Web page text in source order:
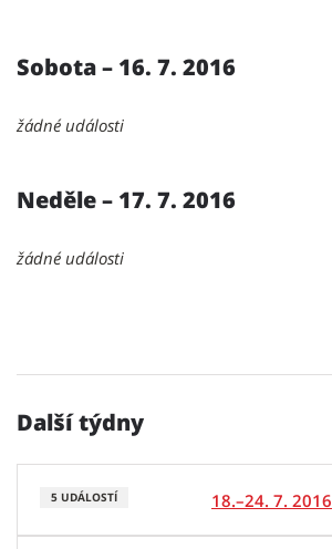
Sobota – 16. 7. 2016
žádné události
Neděle – 17. 7. 2016
žádné události
Další týdny
5 UDÁLOSTÍ 18.–24. 7. 2016